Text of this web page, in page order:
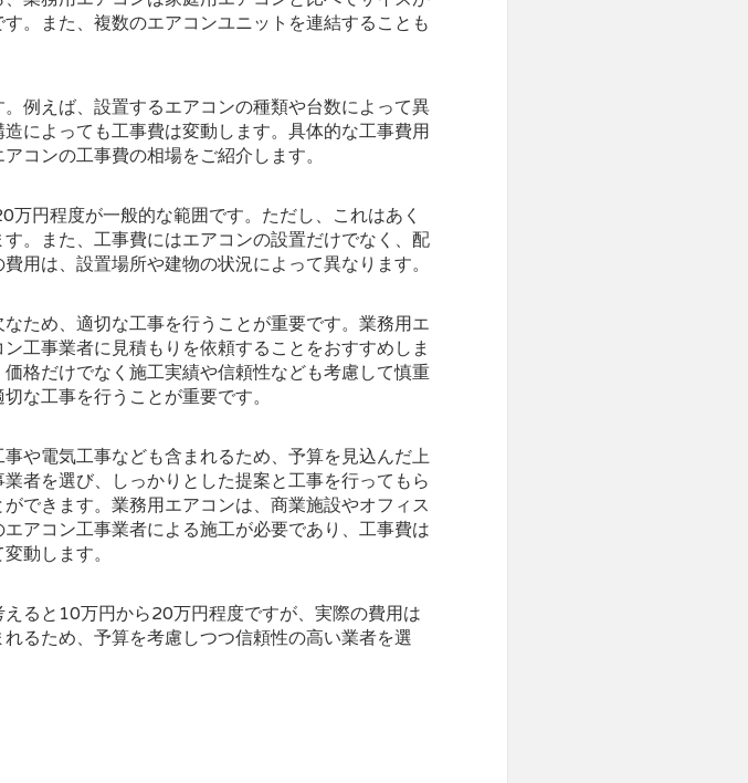
。また、複数のエアコンユニットを連結することも
例えば、設置するエアコンの種類や台数によって異
によっても工事費は変動します。具体的な工事費用
コンの工事費の相場をご紹介します。
円程度が一般的な範囲です。ただし、これはあく
。また、工事費にはエアコンの設置だけでなく、配
用は、設置場所や建物の状況によって異なります。
ため、適切な工事を行うことが重要です。業務用エ
工事業者に見積もりを依頼することをおすすめしま
格だけでなく施工実績や信頼性なども考慮して慎重
な工事を行うことが重要です。
や電気工事なども含まれるため、予算を見込んだ上
者を選び、しっかりとした提案と工事を行ってもら
できます。業務用エアコンは、商業施設やオフィス
アコン工事業者による施工が必要であり、工事費は
動します。
ると10万円から20万円程度ですが、実際の費用は
るため、予算を考慮しつつ信頼性の高い業者を選